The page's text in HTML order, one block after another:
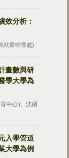
效分析：
就業輔導處)
畫數與研
學大學為
中心)、沈碩
入學管道
大學為例